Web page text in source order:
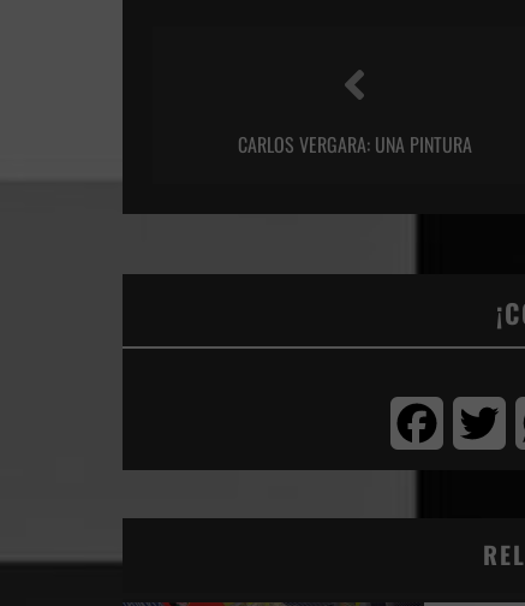
CARLOS VERGARA: UNA PINTURA